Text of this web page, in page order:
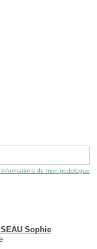
informations de mon podologue
Sophie